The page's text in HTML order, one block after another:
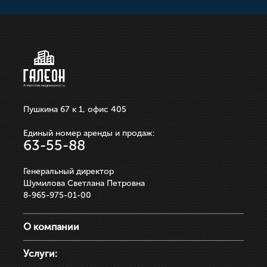
ЗАПИСАТЬСЯ НА ПРОСМОТР
ЗАПИСАТЬСЯ НА ПРОСМОТР
Пушкина 67 к 1, офис 405
Единый номер аренды и продаж:
63-55-88
Генеральный директор
Шумилова Светлана Петровна
8-965-975-01-00
О компании
Услуги: